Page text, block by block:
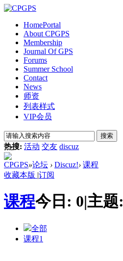
HomePortal
About CPGPS
Membership
Journal Of GPS
Forums
Summer School
Contact
News
师资
列表样式
VIP会员
搜索
热搜: 活动 交友 discuz
CPGPS»论坛 › Discuz!› 课程
收藏本版 |订阅
课程今日: 0|主题:
全部
课程1